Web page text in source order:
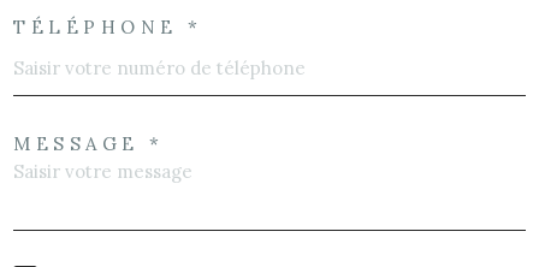
TÉLÉPHONE *
MESSAGE *